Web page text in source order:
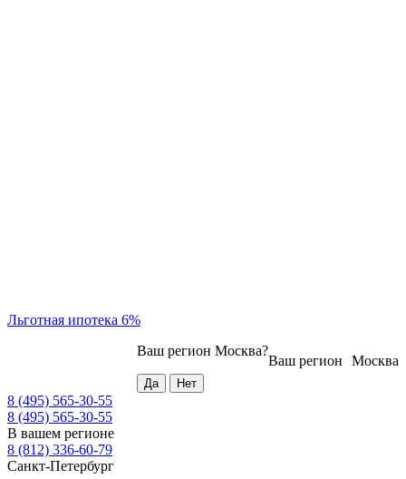
Льготная ипотека 6%
Москва
Ваш регион
Ваш регион Москва?
8 (495) 565-30-55
8 (495) 565-30-55
В вашем регионе
8 (812) 336-60-79
Санкт-Петербург